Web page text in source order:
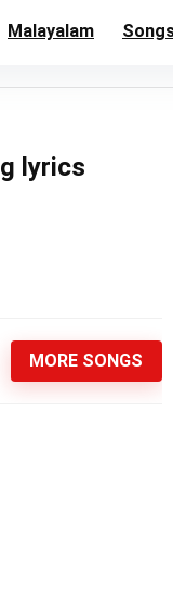
Malayalam
lyrics
MORE SONGS